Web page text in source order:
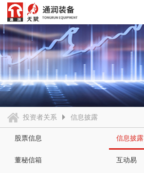
投资者关系 信息披露
股票信息 信息披露
董秘信箱 互动易